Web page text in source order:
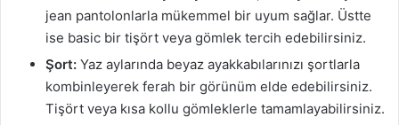
jean pantolonlarla mükemmel bir uyum sağlar. Üstte
ise basic bir tişört veya gömlek tercih edebilirsiniz.
Şort: Yaz aylarında beyaz ayakkabılarınızı şortlarla
kombinleyerek ferah bir görünüm elde edebilirsiniz.
Tişört veya kısa kollu gömleklerle tamamlayabilirsiniz.